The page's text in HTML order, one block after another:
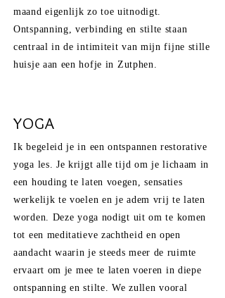
maand eigenlijk zo toe uitnodigt.
Ontspanning, verbinding en stilte staan
centraal in de intimiteit van mijn fijne stille
huisje aan een hofje in Zutphen.
YOGA
Ik begeleid je in een ontspannen restorative
yoga les. Je krijgt alle tijd om je lichaam in
een houding te laten voegen, sensaties
werkelijk te voelen en je adem vrij te laten
worden. Deze yoga nodigt uit om te komen
tot een meditatieve zachtheid en open
aandacht waarin je steeds meer de ruimte
ervaart om je mee te laten voeren in diepe
ontspanning en stilte.Wezullen vooral